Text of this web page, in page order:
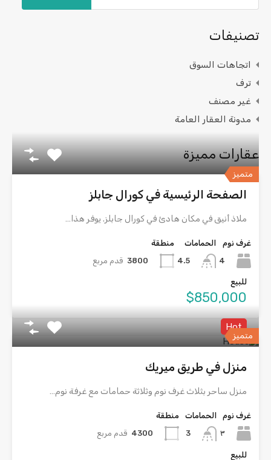
تصنيفات
اتجاهات السوق
ترف
غير مصنف
مدونة العقار العامة
عقارات مميزة
متميز
الصفحة الرئيسية في كورال جابلز
ملاذ أنيق في مكان هادئ في كورال جابلز. يوفر هذا…
غرف نوم
4
الحمامات
4.5
منطقة
3800 قدم مربع
للبيع
$850,000
متميز
Hot
منزل في طريق ميريك
منزل ساحر بثلاث غرف نوم وثلاثة حمامات مع غرفة نوم…
غرف نوم
٣
الحمامات
3
منطقة
4300 قدم مربع
للبيع